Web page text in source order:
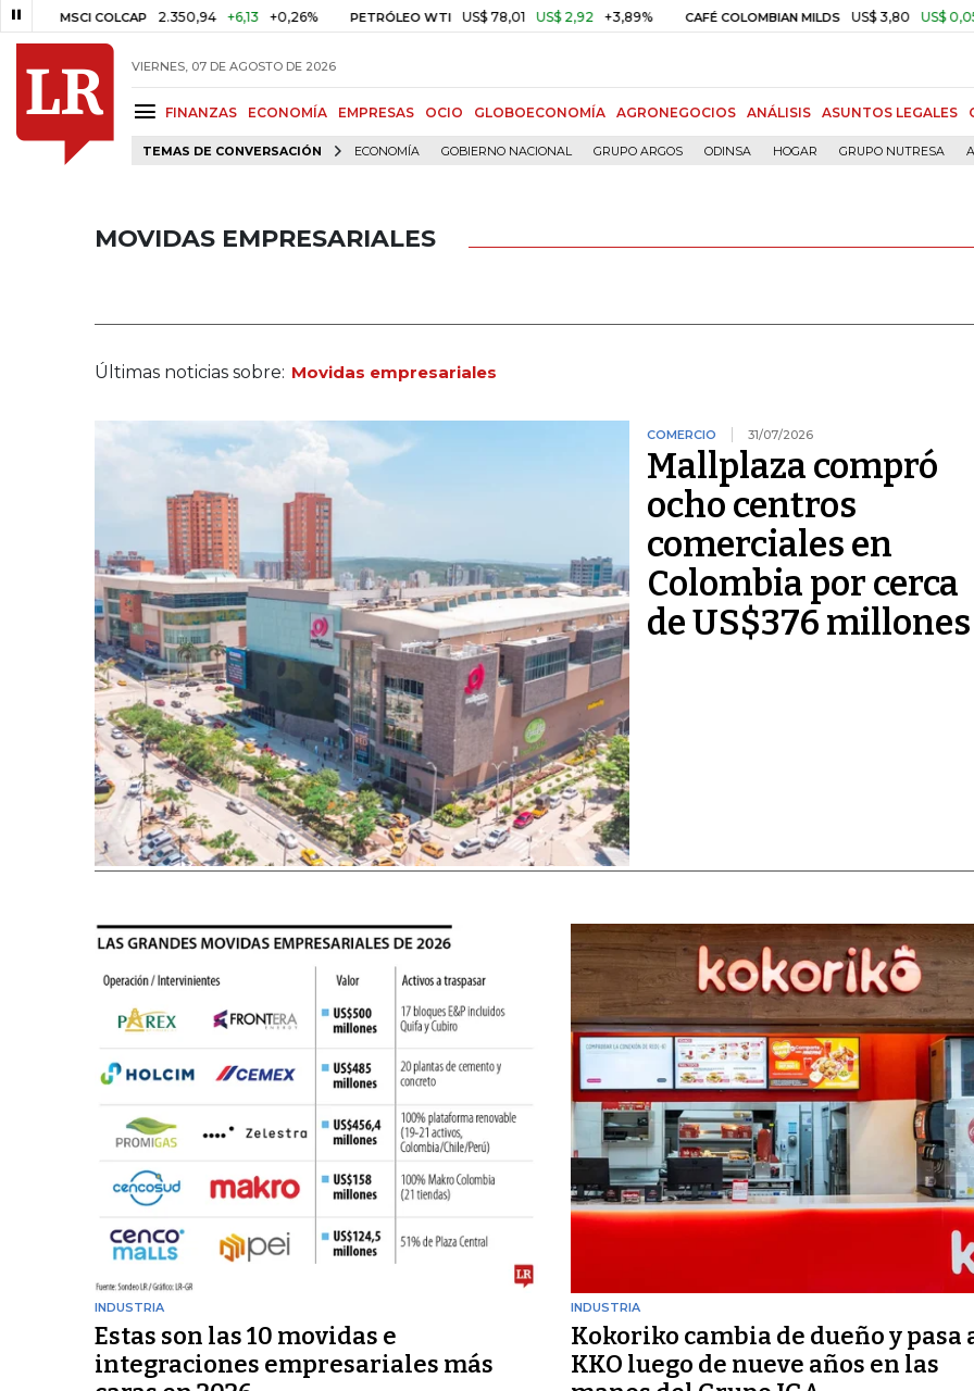
COLCAP 2.350,94 +6,13 +0,26% PETRÓLEO WTI US$ 78,01 US$ 2,92 +3,89% CAFÉ COLOMBIAN MILDS US$ 3,80 US$ 0,05 +1,40%
VIERNES, 07 DE AGOSTO DE 2026
FINANZAS ECONOMÍA EMPRESAS OCIO GLOBOECONOMÍA AGRONEGOCIOS ANÁLISIS ASUNTOS LEGALES
TEMAS DE CONVERSACIÓN ECONOMÍA GOBIERNO NACIONAL GRUPO ARGOS ODINSA HOGAR GRUPO NUTRESA
MOVIDAS EMPRESARIALES
Últimas noticias sobre: Movidas empresariales
COMERCIO 31/07/2026
Mallplaza compró
ocho centros
comerciales en
Colombia por cerca
de US$376 millones
INDUSTRIA
Estas son las 10 movidas e
integraciones empresariales más
INDUSTRIA
Kokoriko cambia de dueño y pasa
KKO luego de nueve años en las